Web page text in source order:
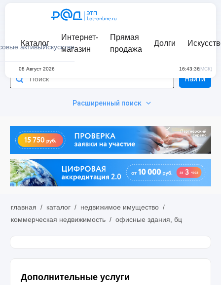
активыИскусство
Каталог
Интернет-
магазин
Прямая
продажа
Долги
08 Август 2026 16:43:36(МСК)
Расширенный поиск
Найти
главная / каталог / недвижимое имущество /
коммерческая недвижимость / офисные здания, бц
Дополнительные услуги